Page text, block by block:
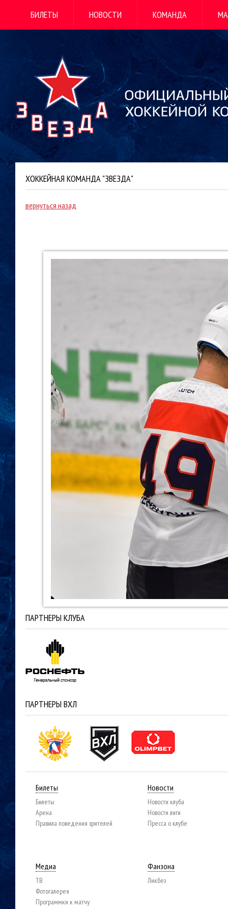
БИЛЕТЫ НОВОСТИ КОМАНДА
ХОККЕЙНАЯ КОМАНДА "ЗВЕЗДА"
вернуться назад
ПАРТНЕРЫ КЛУБА
ПАРТНЕРЫ ВХЛ
Билеты
Билеты
Арена
Правила поведения зрителей
Новости
Новости клуба
Новости лиги
Пресса о клубе
Медиа
ТВ
Фотогалерея
Программки к матчу
Фанзона
Ликбез